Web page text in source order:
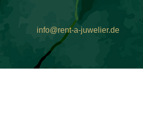
info@rent-a-juwelier.de